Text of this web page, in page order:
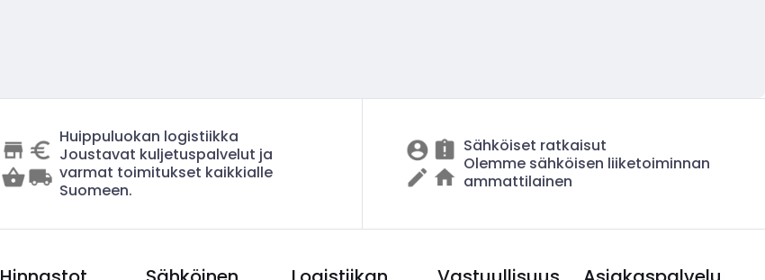
Huippuluokan logistiikka
Joustavat kuljetuspalvelut ja
varmat toimitukset kaikkialle
Suomeen.
Sähköiset ratkaisut
Olemme sähköisen liiketoiminnan
ammattilainen